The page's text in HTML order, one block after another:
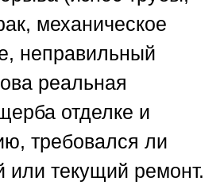
механическое
неправильный
реальная
отделке и
требовался ли
или текущий ремонт.